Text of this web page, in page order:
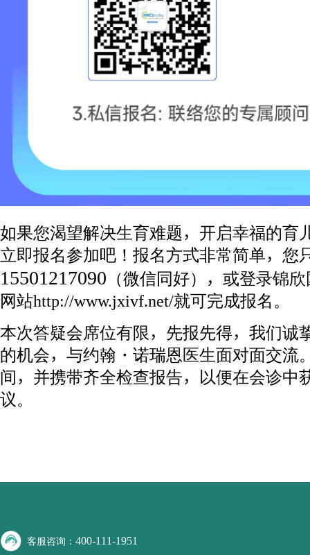
如果您渴望解决生育难题，开启幸福的育
立即报名参加吧！报名方式非常简单，您
15501217090 （微信同好），或登录锦
网站http://www.jxivf.net/就可完成报名。
本次答疑会席位有限，先报先得，我们诚
的机会，与约翰・诺瑞恩医生面对面交流
间，并携带齐全检查报告，以便在会诊中
议。
客服咨询：400-111-1951